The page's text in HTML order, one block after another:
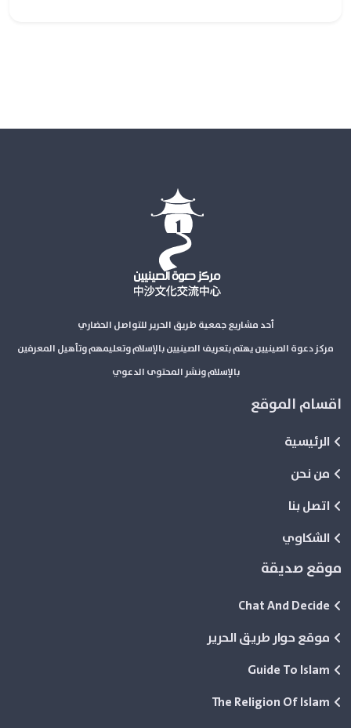
أحد مشاريع جمعية طريق الحرير للتواصل الحضاري
مركز دعوة الصينيين يهتم بتعريف الصينيين بالإسلام وتعليمهم وتأهيل المعرفين
بالإسلام ونشر المحتوى الدعوي
اقسام الموقع
الرئيسية
من نحن
اتصل بنا
الشكاوي
موقع صديقة
Chat And Decide
موقع حوار طريق الحرير
Guide To Islam
The Religion Of Islam